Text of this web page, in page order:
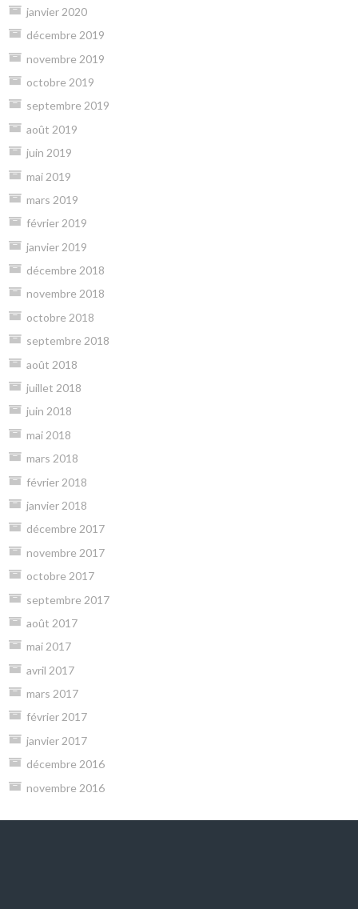
janvier 2020
décembre 2019
novembre 2019
octobre 2019
septembre 2019
août 2019
juin 2019
mai 2019
mars 2019
février 2019
janvier 2019
décembre 2018
novembre 2018
octobre 2018
septembre 2018
août 2018
juillet 2018
juin 2018
mai 2018
mars 2018
février 2018
janvier 2018
décembre 2017
novembre 2017
octobre 2017
septembre 2017
août 2017
mai 2017
avril 2017
mars 2017
février 2017
janvier 2017
décembre 2016
novembre 2016